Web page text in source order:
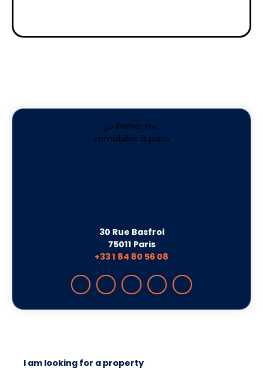
30 Rue Basfroi
75011 Paris
+33 1 84 80 56 08
I am looking for a property